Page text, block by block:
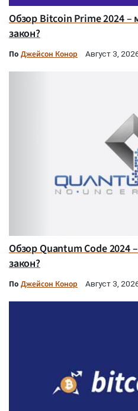
Обзор Bitcoin Prime 2024
закон?
По Джейсон Конор Август 3,
Обзор Quantum Code 2024
закон?
По Джейсон Конор Август 3,